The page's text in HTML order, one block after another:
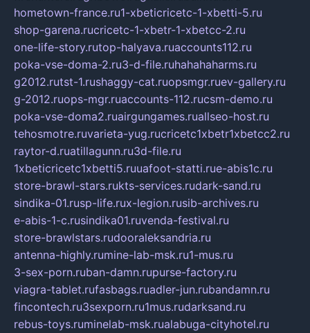
hometown-france.ru1-xbeticricetc-1-xbetti-5.ru
shop-garena.rucricetc-1-xbetr-1-xbetcc-2.ru
one-life-story.rutop-halyava.ruaccounts112.ru
poka-vse-doma-2.ru3-d-file.ruhahahaharms.ru
g2012.rutst-1.rushaggy-cat.ruopsmgr.ruev-gallery.ru
g-2012.ruops-mgr.ruaccounts-112.rucsm-demo.ru
poka-vse-doma2.ruairgungames.ruallseo-host.ru
tehosmotre.ruvarieta-yug.rucricetc1xbetr1xbetcc2.ru
raytor-d.ruatillagunn.ru3d-file.ru
1xbeticricetc1xbetti5.ruuafoot-statti.rue-abis1c.ru
store-brawl-stars.rukts-services.rudark-sand.ru
sindika-01.rusp-life.rux-legion.rusib-archives.ru
e-abis-1-c.rusindika01.ruvenda-festival.ru
store-brawlstars.rudooraleksandria.ru
antenna-highly.rumine-lab-msk.ru1-mus.ru
3-sex-porn.ruban-damn.rupurse-factory.ru
viagra-tablet.rufasbags.ruadler-jun.rubandamn.ru
fincontech.ru3sexporn.ru1mus.rudarksand.ru
rebus-toys.ruminelab-msk.rualabuga-cityhotel.ru